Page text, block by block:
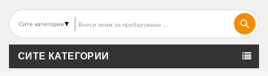
search
СИТЕ КАТЕГОРИИ